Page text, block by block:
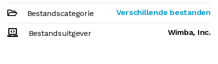
Bestandscategorie Verschillende bestanden
Bestandsuitgever Wimba, Inc.